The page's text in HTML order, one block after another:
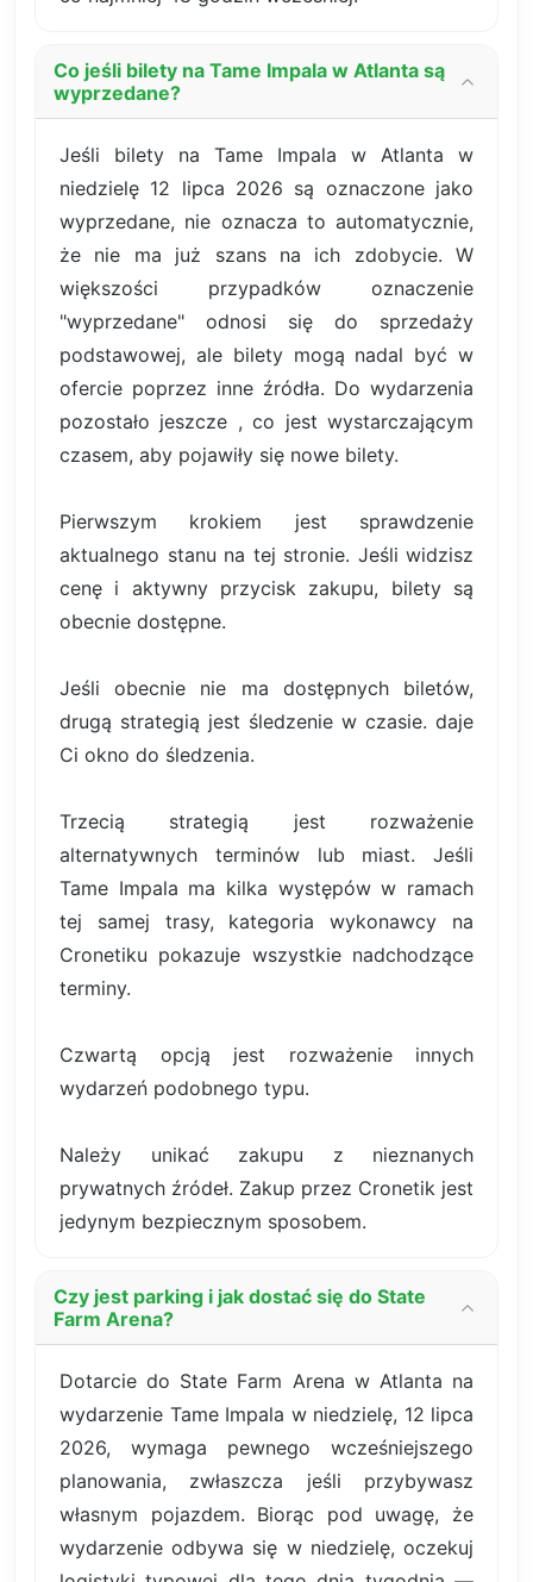
Co jeśli bilety na Tame Impala w Atlanta są
wyprzedane?
Jeśli bilety na Tame Impala w Atlanta w
niedzielę 12 lipca 2026 są oznaczone jako
wyprzedane, nie oznacza to automatycznie,
że nie ma już szans na ich zdobycie. W
większości przypadków oznaczenie
"wyprzedane" odnosi się do sprzedaży
podstawowej, ale bilety mogą nadal być w
ofercie poprzez inne źródła. Do wydarzenia
pozostało jeszcze , co jest wystarczającym
czasem, aby pojawiły się nowe bilety.
Pierwszym krokiem jest sprawdzenie
aktualnego stanu na tej stronie. Jeśli widzisz
cenę i aktywny przycisk zakupu, bilety są
obecnie dostępne.
Jeśli obecnie nie ma dostępnych biletów,
drugą strategią jest śledzenie w czasie. daje
Ci okno do śledzenia.
Trzecią strategią jest rozważenie
alternatywnych terminów lub miast. Jeśli
Tame Impala ma kilka występów w ramach
tej samej trasy, kategoria wykonawcy na
Cronetiku pokazuje wszystkie nadchodzące
terminy.
Czwartą opcją jest rozważenie innych
wydarzeń podobnego typu.
Należy unikać zakupu z nieznanych
prywatnych źródeł. Zakup przez Cronetik jest
jedynym bezpiecznym sposobem.
Czy jest parking i jak dostać się do State
Farm Arena?
Dotarcie do State Farm Arena w Atlanta na
wydarzenie Tame Impala w niedzielę, 12 lipca
2026, wymaga pewnego wcześniejszego
planowania, zwłaszcza jeśli przybywasz
własnym pojazdem. Biorąc pod uwagę, że
wydarzenie odbywa się w niedzielę, oczekuj